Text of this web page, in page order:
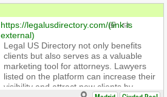
https://legalusdirectory.com/(link is
external)
Legal US Directory not only benefits
clients but also serves as a valuable
marketing tool for attorneys. Lawyers
listed on the platform can increase their
visibility and attract new clients by